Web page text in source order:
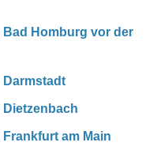
Bad Homburg vor der
Darmstadt
Dietzenbach
Frankfurt am Main